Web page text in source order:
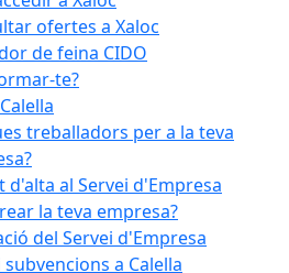
ofertes a Xaloc
de feina CIDO
te?
treballadors per a la teva
d'alta al Servei d'Empresa
la teva empresa?
del Servei d'Empresa
a Calella